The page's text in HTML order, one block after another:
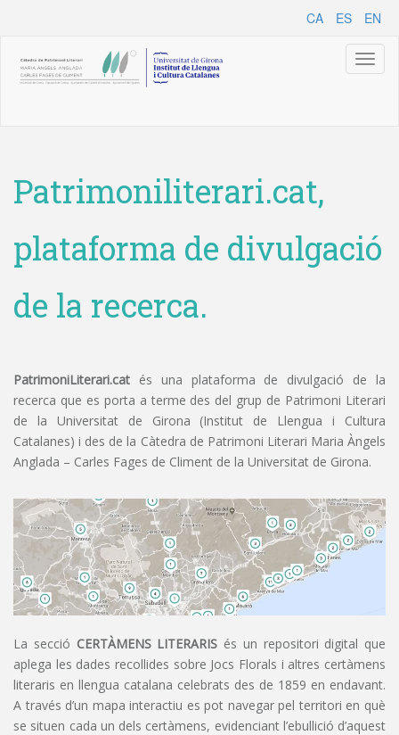
CA ES EN
Patrimoniliterari.cat,
plataforma de divulgació
de la recerca.
PatrimoniLiterari.cat és una plataforma de divulgació de la
recerca que es porta a terme des del grup de Patrimoni Literari
de la Universitat de Girona (Institut de Llengua i Cultura
Catalanes) i des de la Càtedra de Patrimoni Literari Maria Àngels
Anglada – Carles Fages de Climent de la Universitat de Girona.
La secció CERTÀMENS LITERARIS és un repositori digital que
aplega les dades recollides sobre Jocs Florals i altres certàmens
literaris en llengua catalana celebrats des de 1859 en endavant.
A través d’un mapa interactiu es pot navegar pel territori en què
se situen cada un dels certàmens, evidenciant l’ebullició d’aquest